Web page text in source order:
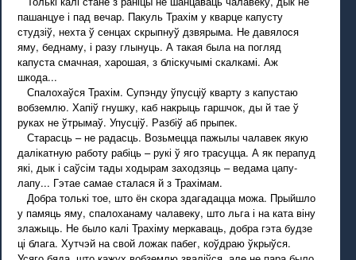
пашанцуе і пад вечар. Пакуль Трахім у кварце капусту
студзіў, нехта ў сенцах скрыпнуў дзвярыма. Не давялося
яму, беднаму, і разу глынуць. А такая была на погляд
капуста смачная, харошая, з бліскучымі скалкамі. Аж
шкода...
Спалохаўся Трахім. Супэнду ўпусціў кварту з капустаю
вобземлю. Хапіў гнушку, каб накрыць гаршчок, ды й тае ў
руках не ўтрымаў. Упусціў. Разбіў аб прыпек.
Старасць – не радасць. Возьмецца пажылы чалавек якую
далікатную работу рабіць – рукі ў яго трасуцца. А як перапуд
які, дык і саўсім тады ходырам заходзяць – ведама цапу-
лапу... Гэтае самае сталася й з Трахімам.
Добра толькі тое, што ён скора здагадацца можа. Прыйшло
у памяць яму, спалоханаму чалавеку, што льга і на ката віну
злажыць. Не было калі Трахіму меркаваць, добра гэта будзе
ці блага. Хутчэй на свой ложак пабег, коўдраю ўкрыўся.